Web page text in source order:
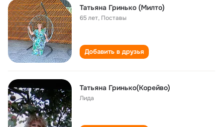
Татьяна Гринько (Милто)
65 лет, Поставы
Добавить в друзья
Татьяна Гринько(Корейво)
Лида